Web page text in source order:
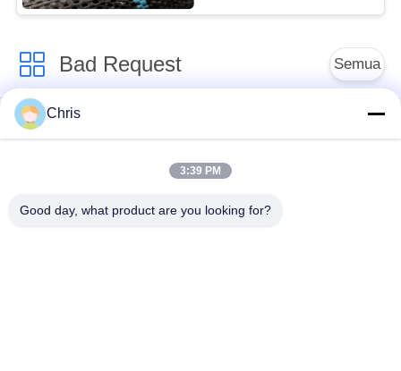
Bad Request Semua
bahan bukan tenunan
Chris
3:39 PM
Good day, what product are you looking for?